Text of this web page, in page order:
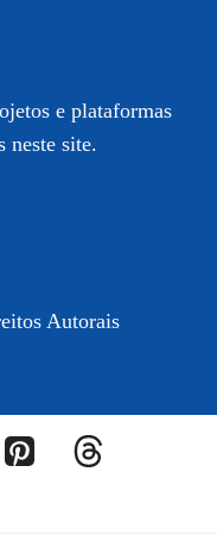
e plataformas
neste site.
Autorais